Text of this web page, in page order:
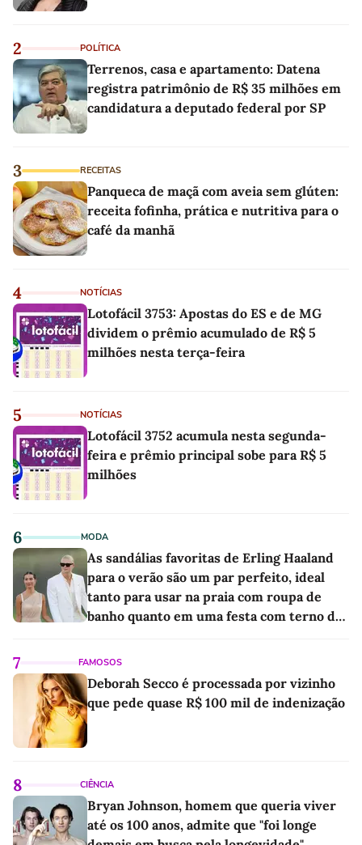
2 POLÍTICA
Terrenos, casa e apartamento: Datena
registra patrimônio de R$ 35 milhões em
candidatura a deputado federal por SP
3 RECEITAS
Panqueca de maçã com aveia sem glúten:
receita fofinha, prática e nutritiva para o
café da manhã
4 NOTÍCIAS
Lotofácil 3753: Apostas do ES e de MG
dividem o prêmio acumulado de R$ 5
milhões nesta terça-feira
5 NOTÍCIAS
Lotofácil 3752 acumula nesta segunda-
feira e prêmio principal sobe para R$ 5
milhões
6 MODA
As sandálias favoritas de Erling Haaland
para o verão são um par perfeito, ideal
tanto para usar na praia com roupa de
banho quanto em uma festa com terno de
7 FAMOSOS
Deborah Secco é processada por vizinho
que pede quase R$ 100 mil de indenização
8 CIÊNCIA
Bryan Johnson, homem que queria viver
até os 100 anos, admite que "foi longe